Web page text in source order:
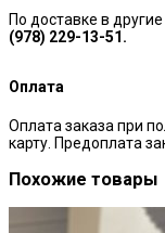
По доставке в
(978) 229-13-51.
Оплата
Оплата заказа при
карту. Предоплата
Похожие товары